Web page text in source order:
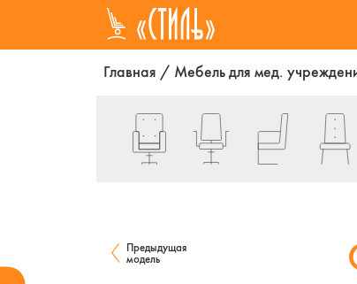
Главная / Мебель для мед.
Предыдущая
модель